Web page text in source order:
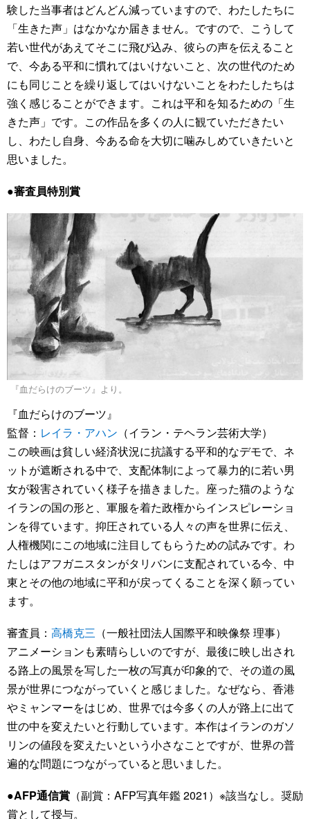
験した当事者はどんどん減っていますので、わたしたちに
「生きた声」はなかなか届きません。ですので、こうして
若い世代があえてそこに飛び込み、彼らの声を伝えること
で、今ある平和に慣れてはいけないこと、次の世代のため
にも同じことを繰り返してはいけないことをわたしたちは
強く感じることができます。これは平和を知るための「生
きた声」です。この作品を多くの人に観ていただきたい
し、わたし自身、今ある命を大切に噛みしめていきたいと
思いました。
●審査員特別賞
『血だらけのブーツ』より。
『血だらけのブーツ』
監督： レイラ・アハン （イラン・テヘラン芸術大学）
この映画は貧しい経済状況に抗議する平和的なデモで、ネ
ットが遮断される中で、支配体制によって暴力的に若い男
女が殺害されていく様子を描きました。座った猫のような
イランの国の形と、軍服を着た政権からインスピレーショ
ンを得ています。抑圧されている人々の声を世界に伝え、
人権機関にこの地域に注目してもらうための試みです。わ
たしはアフガニスタンがタリバンに支配されている今、中
東とその他の地域に平和が戻ってくることを深く願ってい
ます。
審査員： 高橋克三 （一般社団法人国際平和映像祭 理事）
アニメーションも素晴らしいのですが、最後に映し出され
る路上の風景を写した一枚の写真が印象的で、その道の風
景が世界につながっていくと感じました。なぜなら、香港
やミャンマーをはじめ、世界では今多くの人が路上に出て
世の中を変えたいと行動しています。本作はイランのガソ
リンの値段を変えたいという小さなことですが、世界の普
遍的な問題につながっていると思いました。
●AFP通信賞 （副賞：AFP写真年鑑 2021）※該当なし。奨励
賞として授与。